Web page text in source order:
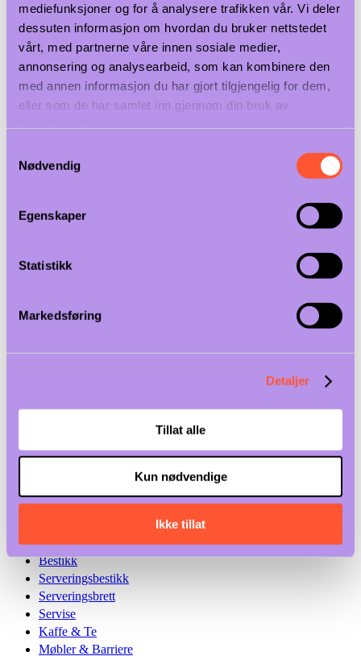
mediefunksjoner og for å analysere trafikken vår. Vi deler
dessuten informasjon om hvordan du bruker nettstedet
vårt, med partnerne våre innen sosiale medier,
annonsering og analysearbeid, som kan kombinere den
med annen informasjon du har gjort tilgjengelig for dem,
eller som de har samlet inn gjennom din bruk av
Nødvendig
Egenskaper
Statistikk
Markedsføring
Detaljer
Tillat alle
Kun nødvendige
Ikke tillat
Varmeholding
Bankettvogner
Varmelamper Pendel
Varmelamper Bord
Drop-in Varme
Bar & Kaffe
Kaffemaskiner
Kaffebar utstyr
Slush & Milkshake
Vinåpner & Helletut
Presentasjon & Servering
Utlevering & Selvbetjening
Serveringsutstyr
Bestikk
Serveringsbestikk
Serveringsbrett
Servise
Kaffe & Te
Møbler & Barriere